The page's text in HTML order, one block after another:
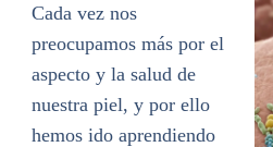
Cada vez nos
preocupamos más por el
aspecto y la salud de
nuestra piel, y por ello
hemos ido aprendiendo